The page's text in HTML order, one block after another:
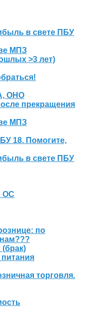
в свете ПБУ
МПЗ
>3 лет)
ОНО
прекращения
МПЗ
18. Помогите,
в свете ПБУ
ОС
по
(брак)
торговля.